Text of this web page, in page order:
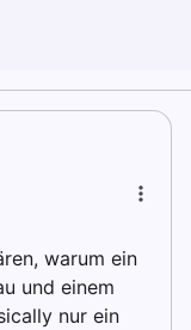
warum ein
und einem
nur ein